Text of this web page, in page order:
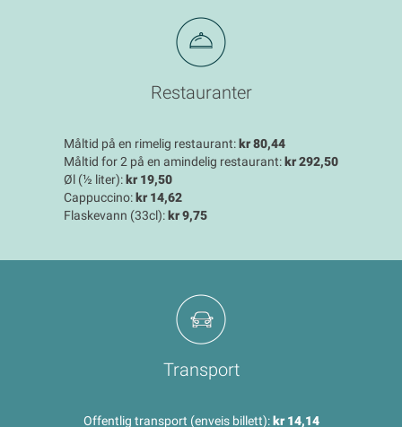
Restauranter
Måltid på en rimelig restaurant:kr 80,44
Måltid for 2 på en amindelig restaurant:kr 292,50
Øl (½ liter):kr 19,50
Cappuccino:kr 14,62
Flaskevann (33cl):kr 9,75
Transport
Offentlig transport (enveis billett):kr 14,14